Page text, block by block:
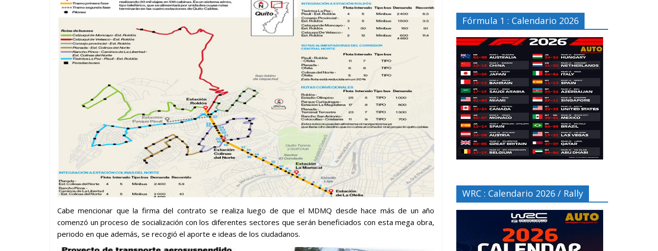
Cabe mencionar que la firma del contrato se realiza luego de que el MDMQ desde hace más de un año
comenzó un proceso de socialización con los diferentes sectores que serán beneficiados con esta mega obra,
periodo en que además, se recogió el aporte e ideas de los ciudadanos.
Fórmula 1 : Calendario 2026
WRC : Calendario 2026 / Rally